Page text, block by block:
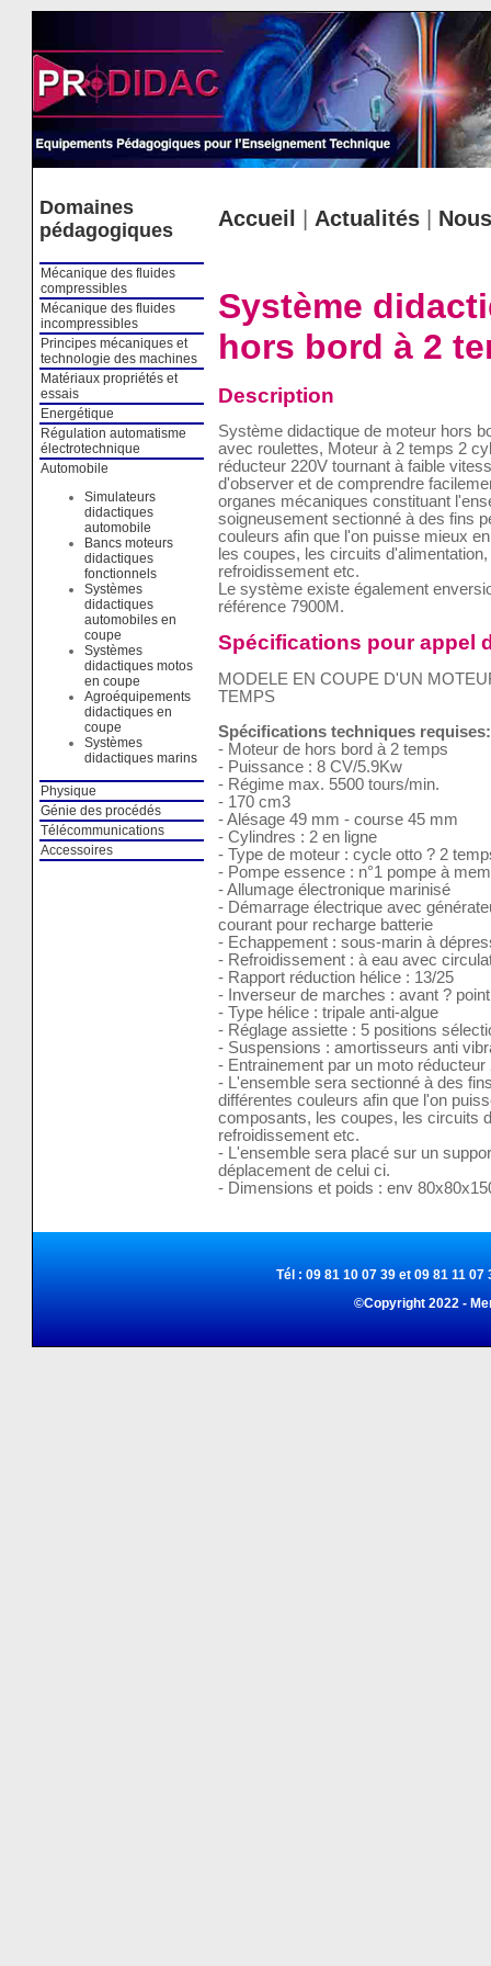
Domaines
pédagogiques
Mécanique des fluides
compressibles
Mécanique des fluides
incompressibles
Principes mécaniques et
technologie des machines
Matériaux propriétés et
essais
Energétique
Régulation automatisme
électrotechnique
Automobile
Simulateurs
didactiques
automobile
Bancs moteurs
didactiques
fonctionnels
Systèmes
didactiques
automobiles en
coupe
Systèmes
didactiques motos
en coupe
Agroéquipements
didactiques en
coupe
Systèmes
didactiques marins
Physique
Génie des procédés
Télécommunications
Accessoires
Accueil Actualités|
Système
hors bord à 2
Description
Système didactique de moteur hors
avec roulettes, Moteur à 2 temps 2
réducteur 220V tournant à faible
d'observer et de comprendre
organes mécaniques constituant
soigneusement sectionné à des fins
couleurs afin que l'on puisse mieux
les coupes, les circuits
refroidissement etc.
Le système existe également
référence 7900M.
Spécifications pour appel
MODELE EN COUPE D'UN
TEMPS
Spécifications techniques requises:
- Moteur de hors bord à 2 temps
- Puissance : 8 CV/5.9Kw
- Régime max. 5500 tours/min.
- 170 cm3
- Alésage 49 mm - course 45 mm
- Cylindres : 2 en ligne
- Type de moteur : cycle otto ? 2
- Pompe essence : n°1 pompe à
- Allumage électronique marinisé
- Démarrage électrique avec
courant pour recharge batterie
- Echappement : sous-marin à
- Refroidissement : à eau avec
- Rapport réduction hélice : 13/25
- Inverseur de marches : avant ?
- Type hélice : tripale anti-algue
- Réglage assiette : 5 positions
- Suspensions : amortisseurs anti
- Entrainement par un moto
- L'ensemble sera sectionné à des
différentes couleurs afin que l'on
composants, les coupes, les circuits
refroidissement etc.
- L'ensemble sera placé sur un
déplacement de celui ci.
- Dimensions et poids : env
Tél : 09 81 10 07 39 et 09 81 11
©Copyright 2022 -
Cookies management panel